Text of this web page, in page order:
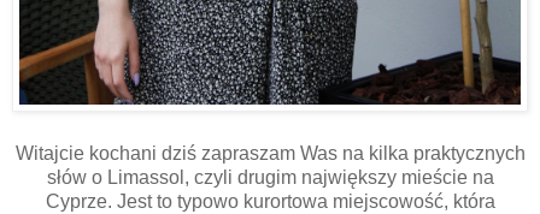
Witajcie kochani dziś zapraszam Was na kilka praktycznych
słów o Limassol, czyli drugim największy mieście na
Cyprze. Jest to typowo kurortowa miejscowość, która